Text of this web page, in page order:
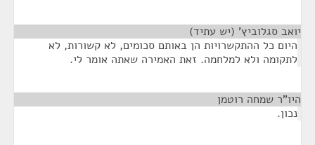
יואב סגלוביץ' (יש עתיד)
היום כל ההתקשרויות הן באותם סכומים, לא קשורות, לא
לתקומה ולא למלחמה. זאת האמירה שאתה אומר לי.
היו"ר שמחה רוטמן
נכון.